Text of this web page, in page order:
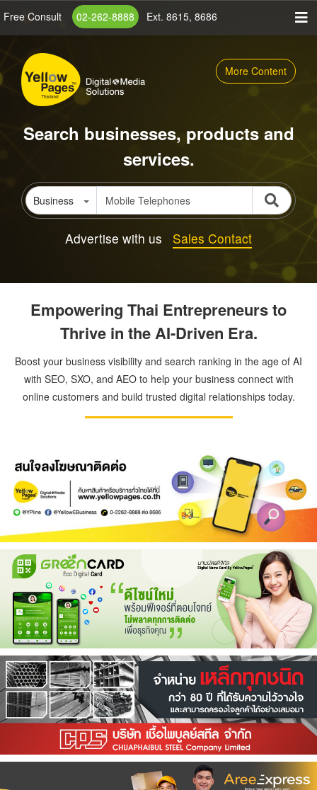
content
Free Consult 02-262-8888 Ext. 8615, 8686
More Content
Search businesses, products and
services.
Business
Advertise with us Sales Contact
Empowering Thai Entrepreneurs to
Thrive in the AI-Driven Era.
Boost your business visibility and search ranking in the age of AI
with SEO, SXO, and AEO to help your business connect with
online customers and build trusted digital relationships today.